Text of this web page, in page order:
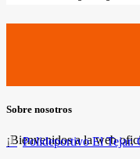
Sobre nosotros
¡Bienvenidos a la web
Polideportivo El Tejar.